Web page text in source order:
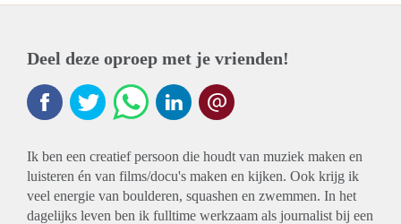
Deel deze oproep met je vrienden!
Ik ben een creatief persoon die houdt van muziek maken en
luisteren én van films/docu's maken en kijken. Ook krijg ik
veel energie van boulderen, squashen en zwemmen. In het
dagelijks leven ben ik fulltime werkzaam als journalist bij een